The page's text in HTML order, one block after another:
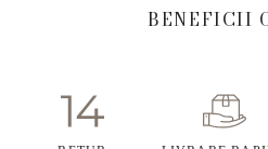
BENEFICII